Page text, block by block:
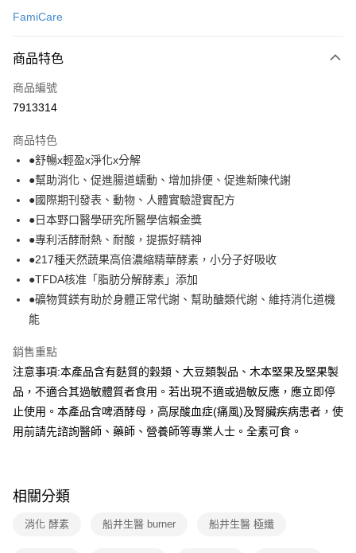
運送方式
全家取貨付款
常溫-付款後全家取貨
每筆NT$40，滿NT$390(含以上)免運費
FamiCare
商品特色
商品編號
7913314
商品特色
●舒暢x輕盈x淨化x分解
●幫助消化、促進腸道蠕動、增加排便、促進新陳代謝
●國際期刊發表、動物、人體實驗證實配方
●日本野口醫學研究所醫學信賴金獎
●專利活酵耐熱、耐酸，提振好精神
●217種天然蔬果高倍濃縮精華酵素，小分子好吸收
●TFDA核准「脂肪分解酵素」添加
●礦物質鎂有助於身體正常代謝、幫助醣類代謝、維持消化道機
能
銷售重點
注意事項:本產品含有麩質的穀類、大豆類製品、木本堅果及堅果製
品，不適合其過敏體質者食用。若出現不適或過敏反應，應立即停
止使用。本產品含啤酒酵母，高尿酸血症(痛風)及腎臟疾病患者，使
用前請先諮詢醫師、藥師、營養師等專業人士。全素可食。
相關分類
消化 酵素 船井生醫 burner 船井生醫 極纖